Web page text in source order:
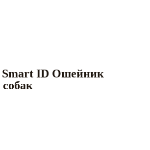
ID Ошейник